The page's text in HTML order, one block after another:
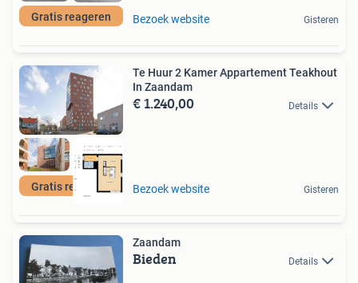
Gratis reageren Bezoek website Gisteren
Gratis reageren
Te Huur 2 Kamer Appartement Teakhout
In Zaandam
€ 1.240,00 Details
Bezoek website Gisteren
Zaandam
Bieden Details